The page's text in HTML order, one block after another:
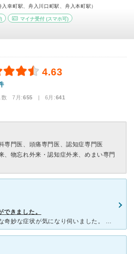
幸町駅、舟入川口町駅、舟入本町駅）
マイナ受付 (スマホ可)
4.63
数 7月:655 | 6月:641
専門医、頭痛専門医、認知症専門医
、物忘れ外来・認知症外来、めまい専門
きました。
ムズムズ脚症候群のような奇妙な症状が気になり伺いました。 すぐにMRI検査をしてくださり、その結果、その日のうちに総合病院の整形外科を受診できるように手配してくださり、本当に助かりました！ 先生